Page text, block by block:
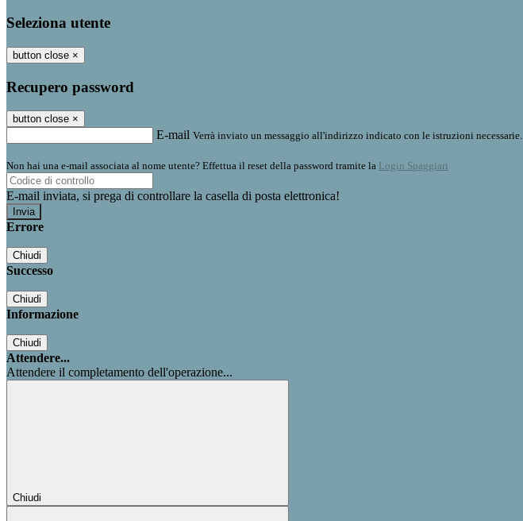
Seleziona utente
button close ×
Recupero password
button close ×
E-mail Verrà inviato un messaggio all'indirizzo indicato con le istruzioni necessarie.
Non hai una e-mail associata al nome utente? Effettua il reset della password tramite la Login Spaggiari
E-mail inviata, si prega di controllare la casella di posta elettronica!
Errore
Chiudi
Successo
Chiudi
Informazione
Chiudi
Attendere...
Attendere il completamento dell'operazione...
Chiudi